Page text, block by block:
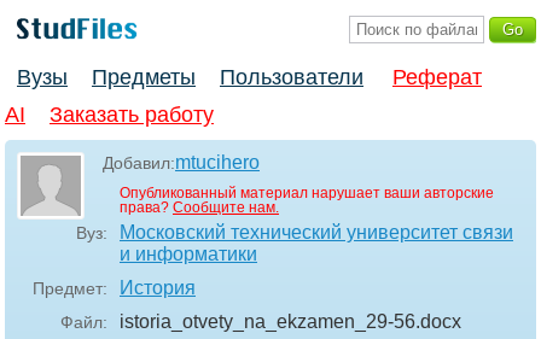
Вузы Предметы Пользователи
Реферат
AI
Заказать работу
Добавил:mtucihero
Опубликованный материал нарушает ваши авторские
права? Сообщите нам.
Вуз:
Московский технический университет связи
и информатики
Предмет: История
Файл: istoria_otvety_na_ekzamen_29-56.docx